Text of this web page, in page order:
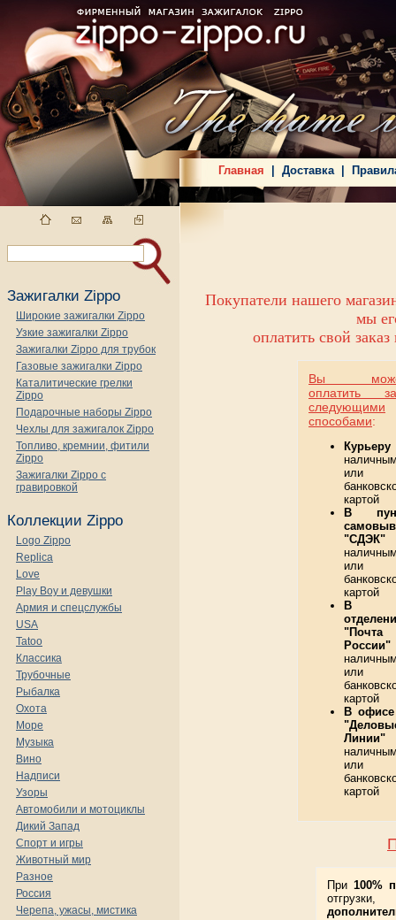
Главная Доставка
Зажигалки Zippo
Широкие зажигалки Zippo
Узкие зажигалки Zippo
Зажигалки Zippo для трубок
Газовые зажигалки Zippo
Каталитические грелки
Zippo
Подарочные наборы Zippo
Чехлы для зажигалок Zippo
Топливо, кремнии, фитили
Zippo
Зажигалки Zippo с
гравировкой
Коллекции Zippo
Logo Zippo
Replica
Love
Play Boy и девушки
Армия и спецслужбы
USA
Tatoo
Классика
Трубочные
Рыбалка
Охота
Море
Музыка
Вино
Надписи
Узоры
Автомобили и мотоциклы
Дикий Запад
Спорт и игры
Животный мир
Разное
Россия
Черепа, ужасы, мистика
Покупатели нашего
мы
оплатить свой
Вы
оплатить
следующими
способами:
Курьеру
или
картой
В
"СДЭК"
или
картой
В
"Почта
России"
или
картой
В
Линии"
или
картой
При 100%